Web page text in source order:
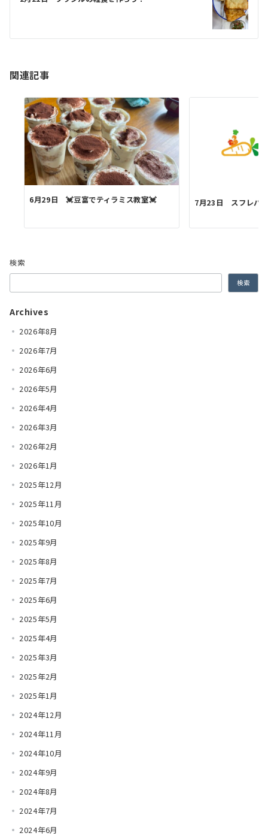
ー
ョ
関連記事
6月29日 💓豆富でティラミス教室💓 7月23日 スフレパ
検索
検索
Archives
2026年8月
2026年7月
2026年6月
2026年5月
2026年4月
2026年3月
2026年2月
2026年1月
2025年12月
2025年11月
2025年10月
2025年9月
2025年8月
2025年7月
2025年6月
2025年5月
2025年4月
2025年3月
2025年2月
2025年1月
2024年12月
2024年11月
2024年10月
2024年9月
2024年8月
2024年7月
2024年6月